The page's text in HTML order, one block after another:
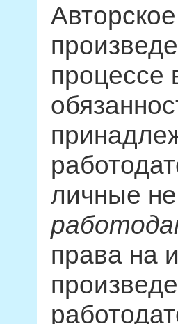
процессе
личные
права на